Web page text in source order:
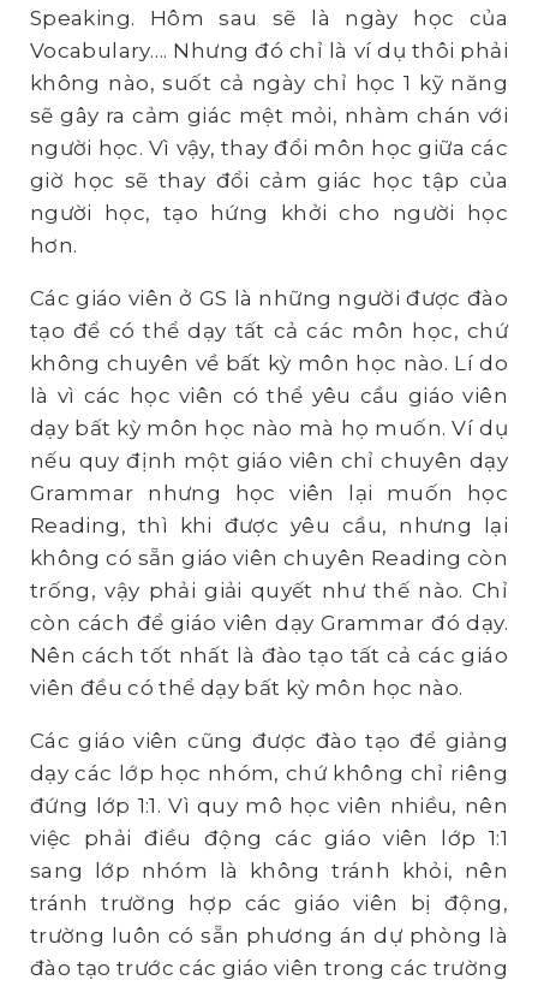
Speaking. Hôm sau sẽ là ngày học của
Vocabulary…. Nhưng đó chỉ là ví dụ thôi phải
không nào, suốt cả ngày chỉ học 1 kỹ năng
sẽ gây ra cảm giác mệt mỏi, nhàm chán với
người học. Vì vậy, thay đổi môn học giữa các
giờ học sẽ thay đổi cảm giác học tập của
người học, tạo hứng khởi cho người học
hơn.
Các giáo viên ở GS là những người được đào
tạo để có thể dạy tất cả các môn học, chứ
không chuyên về bất kỳ môn học nào. Lí do
là vì các học viên có thể yêu cầu giáo viên
dạy bất kỳ môn học nào mà họ muốn. Ví dụ
nếu quy định một giáo viên chỉ chuyên dạy
Grammar nhưng học viên lại muốn học
Reading, thì khi được yêu cầu, nhưng lại
không có sẵn giáo viên chuyên Reading còn
trống, vậy phải giải quyết như thế nào. Chỉ
còn cách để giáo viên dạy Grammar đó dạy.
Nên cách tốt nhất là đào tạo tất cả các giáo
viên đều có thể dạy bất kỳ môn học nào.
Các giáo viên cũng được đào tạo để giảng
dạy các lớp học nhóm, chứ không chỉ riêng
đứng lớp 1:1. Vì quy mô học viên nhiều, nên
việc phải điều động các giáo viên lớp 1:1
sang lớp nhóm là không tránh khỏi, nên
tránh trường hợp các giáo viên bị động,
trường luôn có sẵn phương án dự phòng là
đào tạo trước các giáo viên trong các trường